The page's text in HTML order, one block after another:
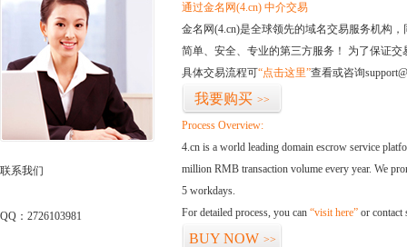
联系我们
QQ：2726103981
通过金名网(4.cn) 中介交易
金名网(4.cn)是全球领先的域名交易服务机构
简单、安全、专业的第三方服务！ 为了保证
具体交易流程可“点击这里”查看或咨询
我要购买 >>
Process Overview:
4.cn is a world leading domain escrow service
million RMB transaction volume every year. We
5 workdays.
For detailed process, you can “visit here” or contact
BUY NOW >>